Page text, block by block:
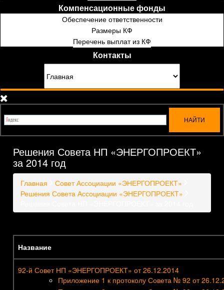
Компенсационные фонды
Обеспечение ответственности
Размеры КФ
Перечень выплат из КФ
Контакты
Решения Совета НП «ЭНЕРГОПРОЕКТ»
за 2014 год
Главная
Совет Ассоциации «ЭНЕРГОПРОЕКТ»
Решения Совета Ассоциации «ЭНЕРГОПРОЕКТ»
Название
92-й Совет НП «ЭНЕРГОПРОЕКТ» от 26.12.2014
Приложение 1 к протоколу Совета № 92 от